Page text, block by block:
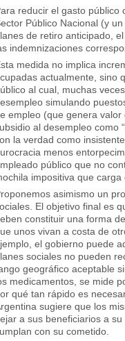
reducir el gasto público
Público Nacional (y
de retiro anticipado,
indemnizaciones
medida no implica
actualmente, sino
al cual, muchas
simulando
empleo (que genera
al desempleo como
la verdad como
menos
público que no
impositiva que carga
asimismo un
El objetivo final es
constituir una forma
unos vivan a costa de
el gobierno puede
sociales no pueden
geográfico aceptable
medicamentos, se mide
qué tan rápido es
sugiere que los
a sus beneficiarios a
con su cometido.